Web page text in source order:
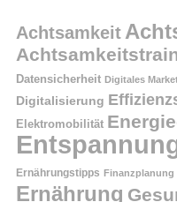
Achtsamkeit
Datensicherheit Digitales
Digitalisierung
Elektromobilität
Ernährungstipps Finanzplanung
Ernährung